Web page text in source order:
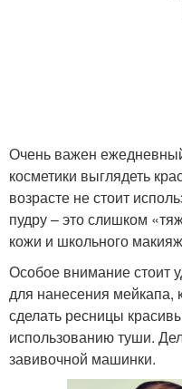
Очень важен
косметики выглядеть
возрасте не стоит
пудру – это слишком
кожи и школьного
Особое внимание стоит
для нанесения мейкапа,
сделать ресницы
использованию туши.
завивочной машинки.